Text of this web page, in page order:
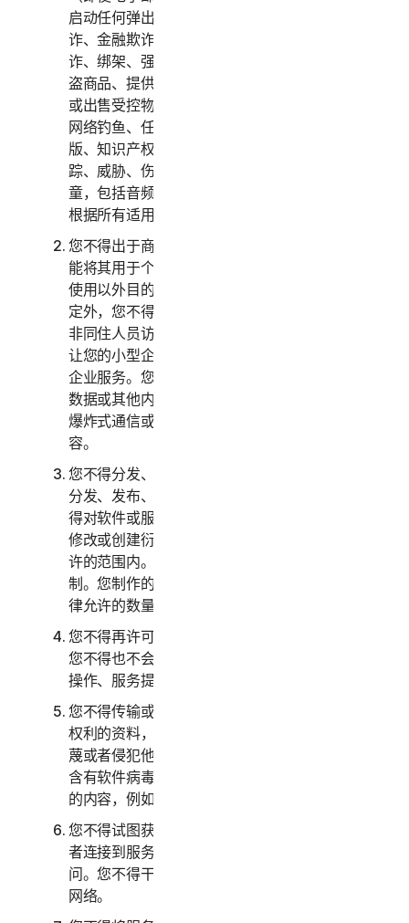
启动任何弹出窗口、使用被盗信用卡、信用卡欺
诈、金融欺诈、加密货币欺诈、伪装、勒索、敲
诈、绑架、强奸、谋杀、出售被盗信用卡、出售被
盗商品、提供或出售违禁、军事和两用商品、提供
或出售受控物质、身份盗用、黑客入侵、域欺骗、
网络钓鱼、任何形式或规模的数据采集、数字盗
版、知识产权侵权和其他类似活动，或骚扰、跟
踪、威胁、伤害或监控他人，或以任何方式剥削儿
童，包括音频、视频、摄影、数字内容等。您同意
根据所有适用的法律和法规使用服务。
您不得出于商业目的使用或访问消费者服务，而只
能将其用于个人或家庭用途。您不得出于企业内部
使用以外目的使用或访问企业服务。除下文另有规
定外，您不得让您的家庭成员、非家庭成员或其他
非同住人员访问、使用或共享消费者服务，亦不得
让您的小型企业员工以外的人员访问、使用或共享
企业服务。您不得与超出合理数量的人士共享任何
数据或其他内容，包括但不限于向大量收件人发送
爆炸式通信或与您不认识或不认识您的人士共享内
容。
您不得分发、发布、复制、使用或出售或允许他人
分发、发布、复制、使用或出售软件或服务。您不
得对软件或服务进行反向工程、反编译、反汇编、
修改或创建衍生作品，除非且仅在适用法律明确允
许的范围内。您必须遵守软件和服务的任何技术限
制。您制作的软件副本不得超过本文指定或适用法
律允许的数量。
您不得再许可、出租、租赁和/或借出软件或服务。
您不得也不会允许他人将服务作为设备管理、分时
操作、服务提供商或服务部门安排的一部分提供。
您不得传输或存储可能侵犯第三方知识产权或其他
权利的资料，或者其他具有非法、侵权、诽谤、诬
蔑或者侵犯他人隐私性质的资料。您不得传输任何
含有软件病毒或其他有害计算机代码、文件或程序
的内容，例如特洛伊木马、蠕虫或者定时炸弹。
您不得试图获取对任何服务或者其他用户的帐户或
者连接到服务的计算机系统或网络的未经授权访
问。您不得干扰或中断连接到任何服务的服务器或
网络。